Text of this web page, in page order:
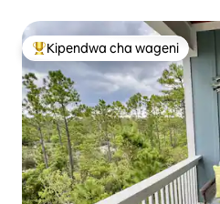
Kipendwa maarufu cha wageni
Kipendwa cha wageni